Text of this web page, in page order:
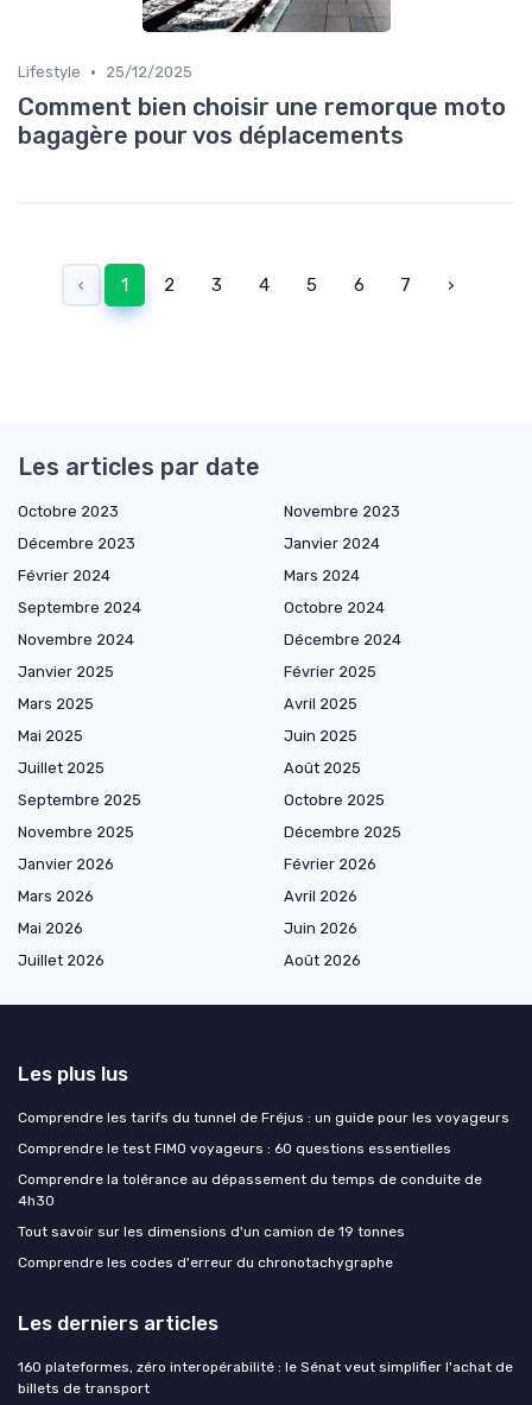
Lifestyle • 25/12/2025
Comment bien choisir une remorque moto
bagagère pour vos déplacements
‹ 1 2 3 4 5 6 7 ›
Les articles par date
Octobre 2023
Novembre 2023
Décembre 2023
Janvier 2024
Février 2024
Mars 2024
Septembre 2024
Octobre 2024
Novembre 2024
Décembre 2024
Janvier 2025
Février 2025
Mars 2025
Avril 2025
Mai 2025
Juin 2025
Juillet 2025
Août 2025
Septembre 2025
Octobre 2025
Novembre 2025
Décembre 2025
Janvier 2026
Février 2026
Mars 2026
Avril 2026
Mai 2026
Juin 2026
Juillet 2026
Août 2026
Les plus lus
Comprendre les tarifs du tunnel de Fréjus : un guide pour les voyageurs
Comprendre le test FIMO voyageurs : 60 questions essentielles
Comprendre la tolérance au dépassement du temps de conduite de
4h30
Tout savoir sur les dimensions d'un camion de 19 tonnes
Comprendre les codes d'erreur du chronotachygraphe
Les derniers articles
160 plateformes, zéro interopérabilité : le Sénat veut simplifier l'achat de
billets de transport